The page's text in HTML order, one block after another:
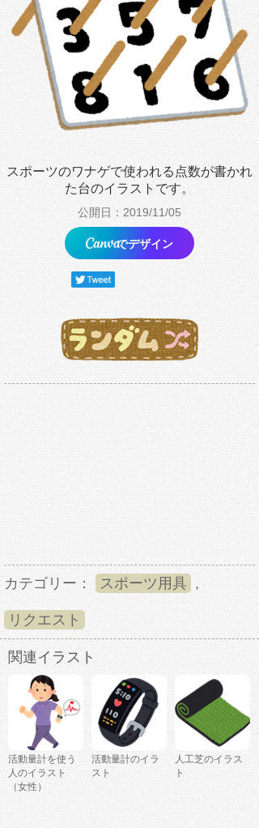
スポーツのワナゲで使われる点数が書かれ
た台のイラストです。
公開日：2019/11/05
でデザイン
カテゴリー： スポーツ用具 ,
リクエスト
関連イラスト
活動量計を使う
人のイラスト
（女性）
活動量計のイラ
スト
人工芝のイラス
ト